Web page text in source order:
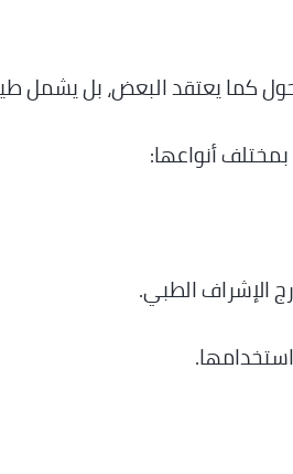
كما يعتقد البعض، بل يشمل
بمختلف أنواعها:
الإشراف الطبي.